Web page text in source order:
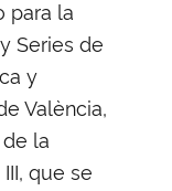
para la
Series de
y
València,
la
que se